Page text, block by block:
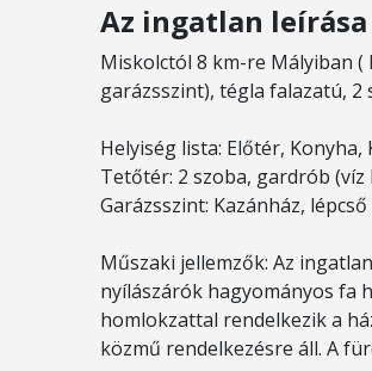
Az ingatlan leírása
Miskolctól 8 km-re Mályiban (
garázsszint), tégla falazatú, 2
Helyiség lista: Előtér, Konyha,
Tetőtér: 2 szoba, gardrób
Garázsszint: Kazánház,
Műszaki jellemzők: Az
nyílászárók hagyományos fa
homlokzattal rendelkezik a
közmű rendelkezésre áll. A